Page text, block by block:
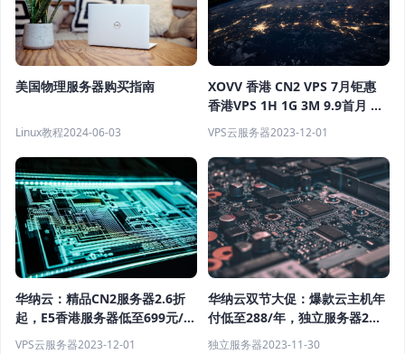
美国物理服务器购买指南
Linux教程2024-06-03
XOVV 香港 CN2 VPS 7月钜惠
香港VPS 1H 1G 3M 9.9首月 美
国VPS 1H 1G 10M 9.9首月
VPS云服务器2023-12-01
华纳云：精品CN2服务器2.6折
起，E5香港服务器低至699元/
月，买云服务器就送SSL证书
VPS云服务器2023-12-01
华纳云双节大促：爆款云主机年
付低至288/年，独立服务器2折
起，老用户续费最高享6折
独立服务器2023-11-30